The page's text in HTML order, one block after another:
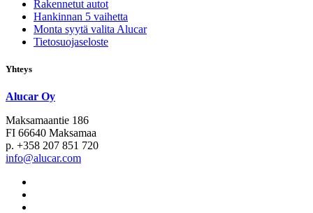
Rakennetut autot
Hankinnan 5 vaihetta
Monta syytä valita Alucar
Tietosuojaseloste
Yhteys
Alucar Oy
Maksamaantie 186
FI 66640 Maksamaa
p. +358 207 851 720
info@alucar.com